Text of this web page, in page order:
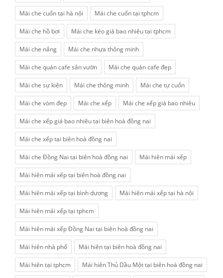
Mái che cuốn tại hà nội Mái che cuốn tại tphcm
Mái che hồ bơi Mái che kéo giá bao nhiêu tại tphcm
Mái che nắng Mái che nhựa thông minh
Mái che quán cafe sân vườn Mái che quán cafe đẹp
Mái che sự kiện Mái che thông minh Mái che tự cuốn
Mái che vòm đẹp Mái che xếp Mái che xếp giá bao nhiêu
Mái che xếp giá bao nhiêu tại biên hoà đồng nai
Mái che xếp tại biên hoà đồng nai
Mái che Đồng Nai tại biên hoà đồng nai Mái hiên mái xếp
Mái hiên mái xếp tại biên hoà đồng nai
Mái hiên mái xếp tại bình dương Mái hiên mái xếp tại hà nội
Mái hiên mái xếp tại tphcm
Mái hiên mái xếp Đồng Nai tại biên hoà đồng nai
Mái hiên nhà phố Mái hiên tại biên hoà đồng nai
Mái hiên tại tphcm Mái hiên Thủ Dầu Một tại biên hoà đồng nai